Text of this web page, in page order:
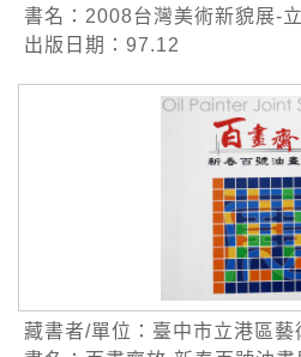
書名：2008台灣美術新貌展-
出版日期：97.12
藏書者/單位：臺中市立港區藝